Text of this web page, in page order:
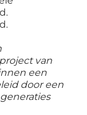
van
een
door een